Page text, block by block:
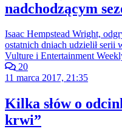
nadchodzącym
Isaac Hempstead Wright,
ostatnich dniach udzielił
Vulture i Entertainment
20
11 marca 2017, 21:35
Kilka słów o
krwi”